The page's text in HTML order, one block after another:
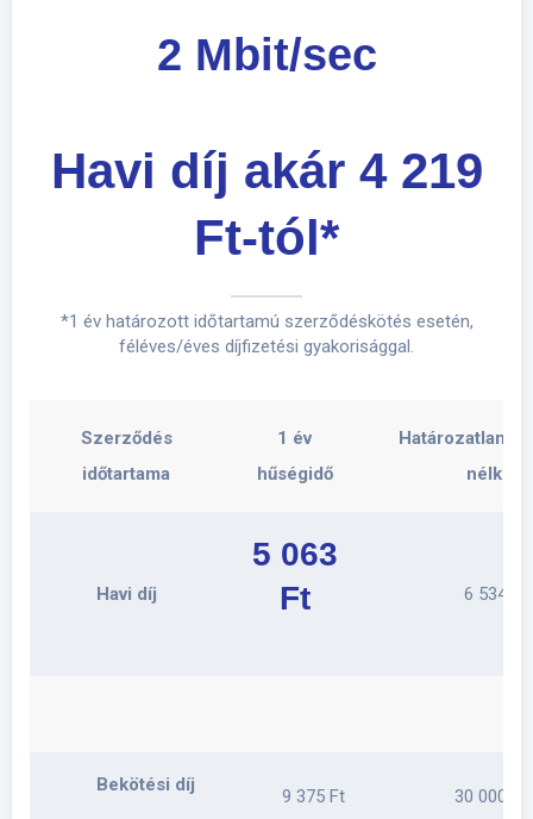
2 Mbit/sec
Havi díj akár 4 219
Ft-tól*
*1 év határozott időtartamú szerződéskötés esetén,
féléves/éves díjfizetési gyakorisággal.
Szerződés
időtartama
1 év
hűségidő
Határozatlan
nélkül)
Havi díj
5 063
Ft
6 534 Ft
Bekötési díj
9 375 Ft 30 000 Ft